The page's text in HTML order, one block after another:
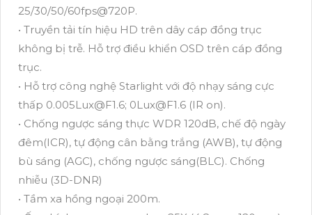
25/30/50/60fps@720P.
• Truyền tải tín hiệu HD trên dây cáp đồng trục
không bị trễ. Hỗ trợ điều khiển OSD trên cáp đồng
trục.
• Hỗ trợ công nghệ Starlight với độ nhạy sáng cực
thấp 0.005Lux@F1.6; 0Lux@F1.6 (IR on).
• Chống ngược sáng thực WDR 120dB, chế độ ngày
đêm(ICR), tự động cân bằng trắng (AWB), tự động
bù sáng (AGC), chống ngược sáng(BLC). Chống
nhiễu (3D-DNR)
• Tầm xa hồng ngoại 200m.